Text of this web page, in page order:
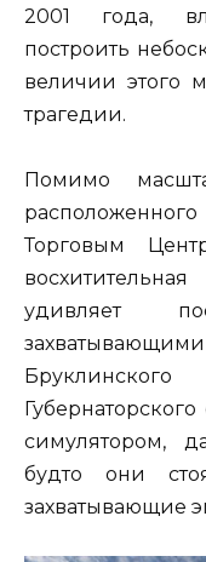
2001 года,
построить
величии этого
трагедии.
Помимо
Торговым
удивляет
симулятором,
будто они
захватывающие